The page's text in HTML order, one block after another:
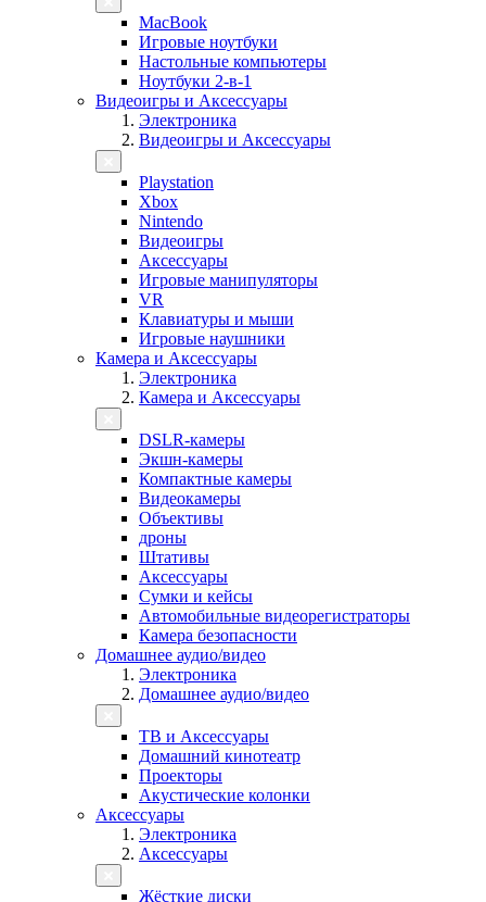
MacBook
Игровые ноутбуки
Настольные компьютеры
Ноутбуки 2-в-1
Видеоигры и Аксессуары
Электроника
Видеоигры и Аксессуары
Playstation
Xbox
Nintendo
Видеоигры
Аксессуары
Игровые манипуляторы
VR
Клавиатуры и мыши
Игровые наушники
Камера и Аксессуары
Электроника
Камера и Аксессуары
DSLR-камеры
Экшн-камеры
Компактные камеры
Видеокамеры
Объективы
дроны
Штативы
Аксессуары
Сумки и кейсы
Автомобильные видеорегистраторы
Камера безопасности
Домашнее аудио/видео
Электроника
Домашнее аудио/видео
ТВ и Аксессуары
Домашний кинотеатр
Проекторы
Акустические колонки
Аксессуары
Электроника
Аксессуары
Жёсткие диски